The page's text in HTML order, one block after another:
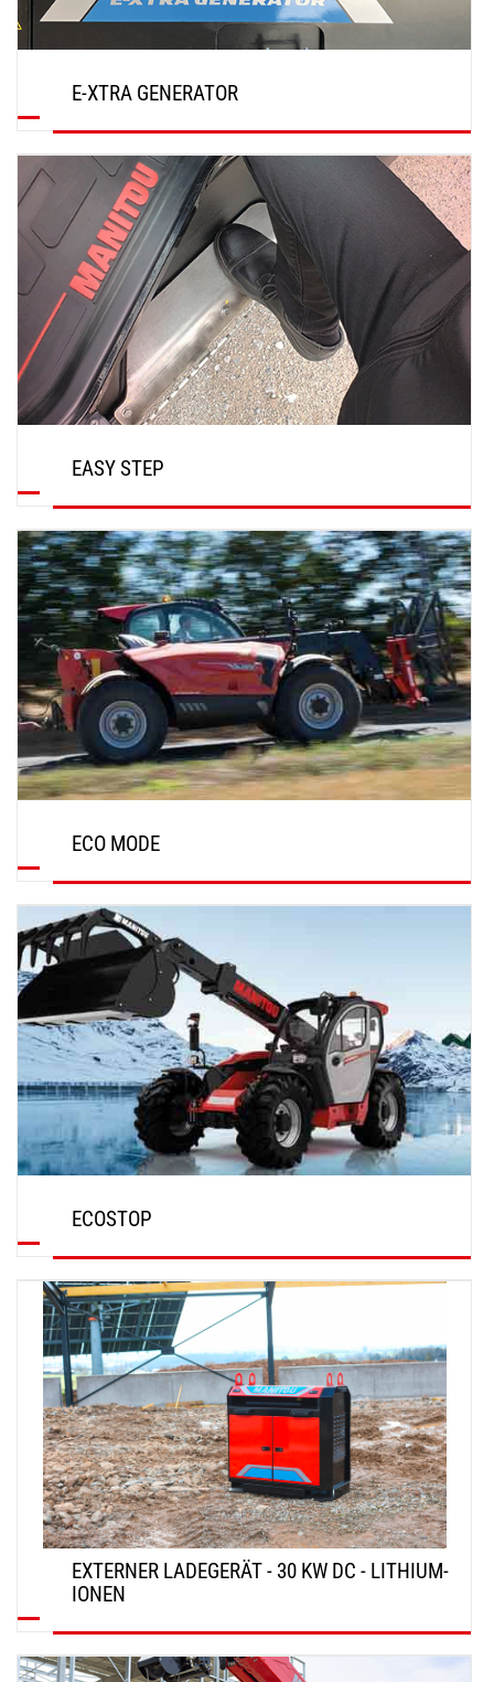
E-XTRA GENERATOR
ENTDECKEN
EASY STEP
ENTDECKEN
ECO MODE
ENTDECKEN
ECOSTOP
ENTDECKEN
EXTERNER LADEGERÄT - 30 KW DC - LITHIUM-
IONEN
ENTDECKEN